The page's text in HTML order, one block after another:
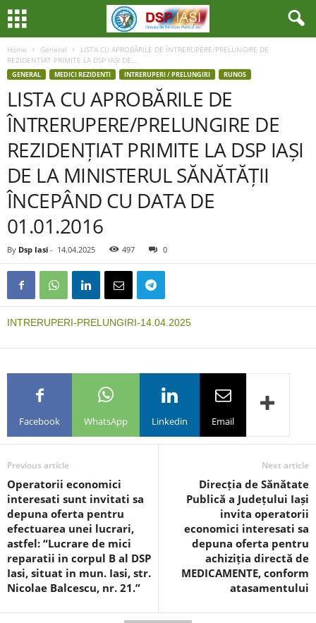
Home General
LISTA CU APROBĂRILE DE ÎNTRERUPERE/PRELUNGIRE DE
REZIDENȚIAT PRIMITE LA DSP IAȘI DE...
GENERAL MEDICI REZIDENTI INTRERUPERI / PRELUNGIRI RUNOS
LISTA CU APROBĂRILE DE
ÎNTRERUPERE/PRELUNGIRE DE
REZIDENȚIAT PRIMITE LA DSP IAȘI
DE LA MINISTERUL SĂNĂTĂȚII
ÎNCEPÂND CU DATA DE
01.01.2016
By Dsp Iasi - 14.04.2025 497 0
INTRERUPERI-PRELUNGIRI-14.04.2025
Facebook WhatsApp Linkedin Email
Previous article
Operatorii economici
interesati sunt invitati sa
depuna oferta pentru
efectuarea unei lucrari,
astfel: “Lucrare de mici
reparatii in corpul B al DSP
Iasi, situat in mun. Iasi, str.
Nicolae Balcescu, nr. 21.”
Next article
Direcția de Sănătate
Publică a Județului Iași
invita operatorii
economici interesati sa
depuna oferta pentru
achiziția directă de
MEDICAMENTE, conform
atasamentului